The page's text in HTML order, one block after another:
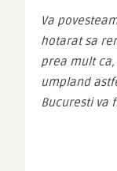
Va
hotarat sa
prea mult
umpland
Bucuresti va